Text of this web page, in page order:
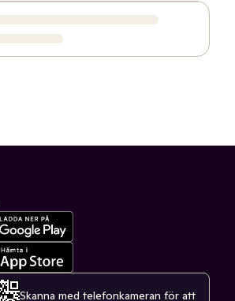
Skanna med telefonkameran för att